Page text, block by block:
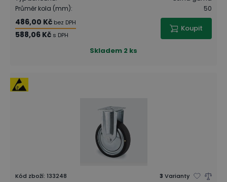
Průměr kola (mm): 50
486,00 Kč bez DPH
588,06 Kč s DPH
Koupit
Skladem 2 ks
Kód zboží: 133248 3 Varianty